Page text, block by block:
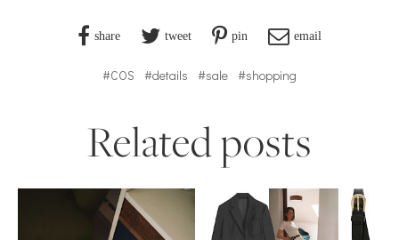
share tweet pin email
#COS #details #sale #shopping
Related posts